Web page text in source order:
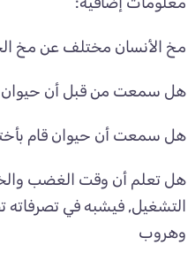
مخ الأنسان مختلف عن مخ
هل سمعت من قبل أن حيوان
هل سمعت أن حيوان قام
هل تعلم أن وقت الغضب
التشغيل, فيشبه في
وهروب